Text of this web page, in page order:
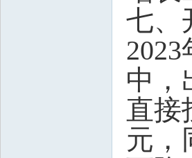
七、
中，
直接
元，